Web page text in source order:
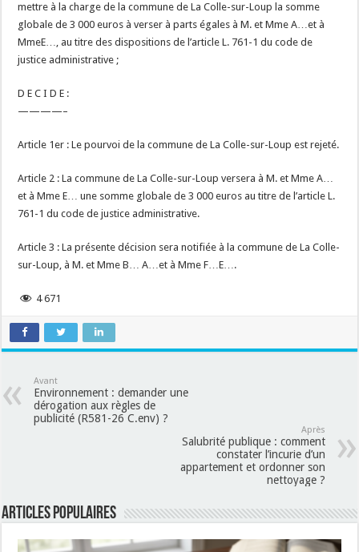
mettre à la charge de la commune de La Colle-sur-Loup la somme
globale de 3 000 euros à verser à parts égales à M. et Mme A…et à
MmeE…, au titre des dispositions de l’article L. 761-1 du code de
justice administrative ;
D E C I D E :
————–
Article 1er : Le pourvoi de la commune de La Colle-sur-Loup est rejeté.
Article 2 : La commune de La Colle-sur-Loup versera à M. et Mme A…
et à Mme E… une somme globale de 3 000 euros au titre de l’article L.
761-1 du code de justice administrative.
Article 3 : La présente décision sera notifiée à la commune de La Colle-
sur-Loup, à M. et Mme B… A…et à Mme F…E….
4 671
Avant
Environnement : demander une
dérogation aux règles de
publicité (R581-26 C.env) ?
Après
Salubrité publique : comment
constater l’incurie d’un
appartement et ordonner son
nettoyage ?
Articles populaires